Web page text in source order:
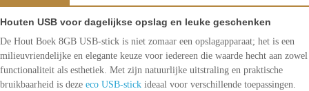
Houten USB voor dagelijkse opslag en leuke geschenken
De Hout Boek 8GB USB-stick is niet zomaar een opslagapparaat; het is een
milieuvriendelijke en elegante keuze voor iedereen die waarde hecht aan zowel
functionaliteit als esthetiek. Met zijn natuurlijke uitstraling en praktische
bruikbaarheid is deze eco USB-stick ideaal voor verschillende toepassingen.